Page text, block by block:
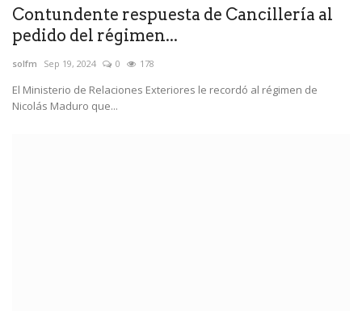
Contundente respuesta de Cancillería al
pedido del régimen...
solfm Sep 19, 2024 0 178
El Ministerio de Relaciones Exteriores le recordó al régimen de
Nicolás Maduro que...